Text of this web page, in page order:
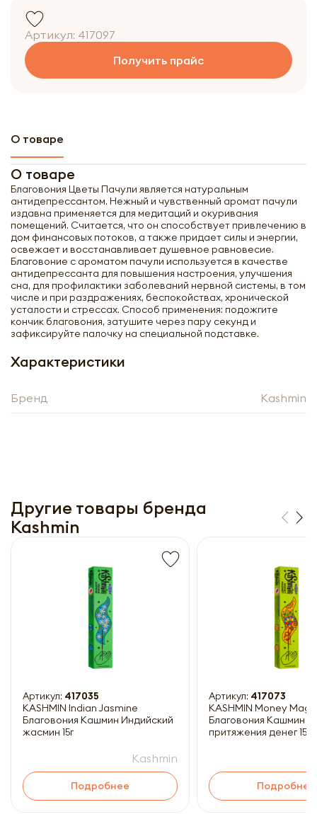
Артикул: 417097
Получить прайс
О товаре
О товаре
Благовония Цветы Пачули является натуральным
антидепрессантом. Нежный и чувственный аромат пачули
издавна применяется для медитаций и окуривания
помещений. Считается, что он способствует привлечению в
дом финансовых потоков, а также придает силы и энергии,
освежает и восстанавливает душевное равновесие.
Благовоние с ароматом пачули используется в качестве
антидепрессанта для повышения настроения, улучшения
сна, для профилактики заболеваний нервной системы, в том
числе и при раздражениях, беспокойствах, хронической
усталости и стрессах. Способ применения: подожгите
кончик благовония, затушите через пару секунд и
зафиксируйте палочку на специальной подставке.
Характеристики
Бренд Kashmin
Другие товары бренда
Kashmin
Артикул: 417035
KASHMIN Indian Jasmine
Благовония Кашмин Индийский
жасмин 15г
Kashmin
Подробнее
Артикул: 417073
KASHMIN Money
Благовония Кашмин
притяжения денег 15г
Подробнее
Получить прайс-лист
Обязательны к заполнению